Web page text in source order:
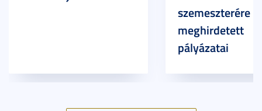
szemeszterére
meghirdetett
pályázatai